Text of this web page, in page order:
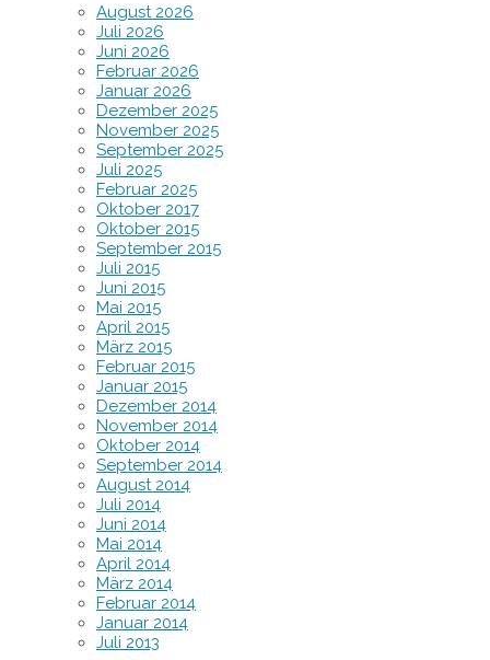
August 2026
Juli 2026
Juni 2026
Februar 2026
Januar 2026
Dezember 2025
November 2025
September 2025
Juli 2025
Februar 2025
Oktober 2017
Oktober 2015
September 2015
Juli 2015
Juni 2015
Mai 2015
April 2015
März 2015
Februar 2015
Januar 2015
Dezember 2014
November 2014
Oktober 2014
September 2014
August 2014
Juli 2014
Juni 2014
Mai 2014
April 2014
März 2014
Februar 2014
Januar 2014
Juli 2013